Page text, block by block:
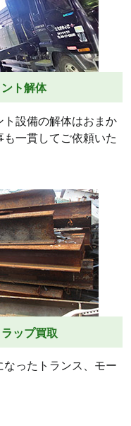
ト解体
設備の解体はおまか
一貫してご依頼いた
ップ買取
ったトランス、モー